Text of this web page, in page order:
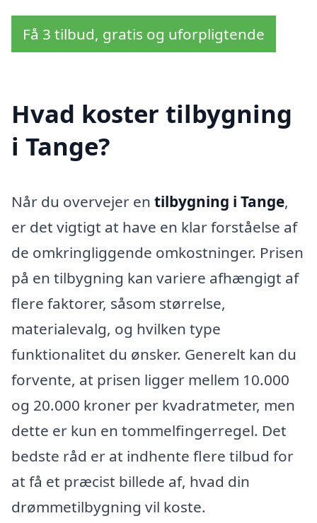
Få 3 tilbud, gratis og uforpligtende
Hvad koster tilbygning
i Tange?
Når du overvejer en tilbygning i Tange,
er det vigtigt at have en klar forståelse af
de omkringliggende omkostninger. Prisen
på en tilbygning kan variere afhængigt af
flere faktorer, såsom størrelse,
materialevalg, og hvilken type
funktionalitet du ønsker. Generelt kan du
forvente, at prisen ligger mellem 10.000
og 20.000 kroner per kvadratmeter, men
dette er kun en tommelfingerregel. Det
bedste råd er at indhente flere tilbud for
at få et præcist billede af, hvad din
drømmetilbygning vil koste.